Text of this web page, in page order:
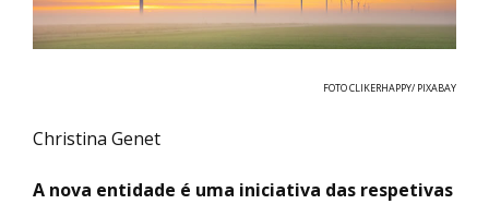
FOTO CLIKERHAPPY/ PIXABAY
Christina Genet
A nova entidade é uma iniciativa das respetivas